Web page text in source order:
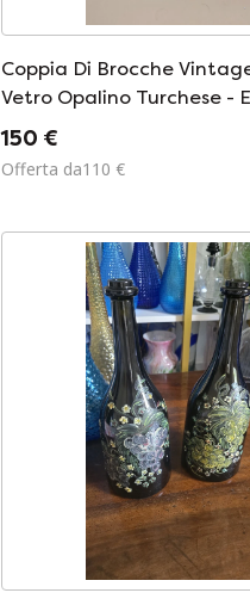
Coppia Di Brocche
Vetro Opalino Turchese -
Anni '50/'60
150 €
Offerta da110 €